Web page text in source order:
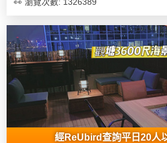
地
佈
用
品
即
食
煮
動
禮
親
子
活
神
情
侶
心
願
清
們
於
經ReUbird查詢平日20人